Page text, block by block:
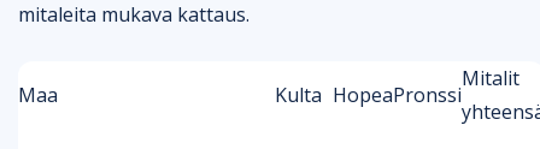
mitaleita mukava kattaus.
Maa Kulta HopeaPronssi
Mitalit